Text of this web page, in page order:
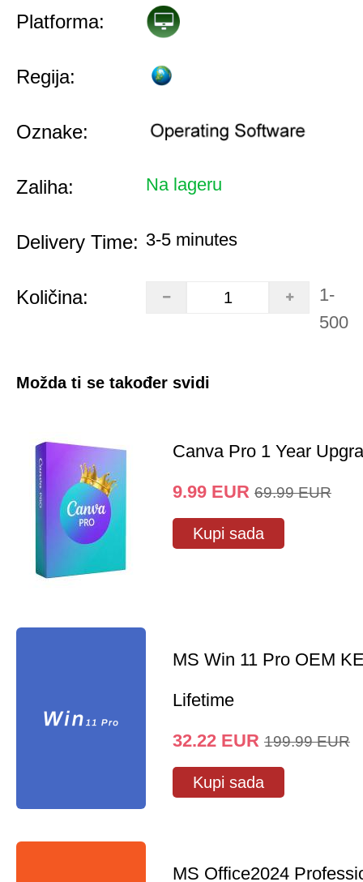
Platforma:
Regija:
Oznake:
Zaliha: Na lageru
Delivery Time: 3-5 minutes
Količina:
1-
500
Možda ti se također svidi
Canva Pro 1 Year
9.99 EUR 69.99 EUR
Kupi sada
MS Win 11 Pro OEM
Lifetime
32.22 EUR 199.99 EUR
Kupi sada
MS Office2024